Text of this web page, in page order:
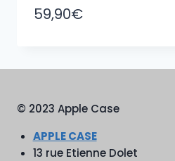
59,90€
© 2023 Apple Case
APPLE CASE
13 rue Etienne Dolet